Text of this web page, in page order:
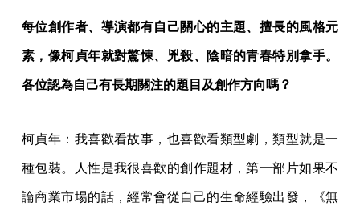
每位創作者、導演都有自己關心的主題、擅長的風格元
素，像柯貞年就對驚悚、兇殺、陰暗的青春特別拿手。
各位認為自己有長期關注的題目及創作方向嗎？
柯貞年：我喜歡看故事，也喜歡看類型劇，類型就是一
種包裝。人性是我很喜歡的創作題材，第一部片如果不
論商業市場的話，經常會從自己的生命經驗出發，《無